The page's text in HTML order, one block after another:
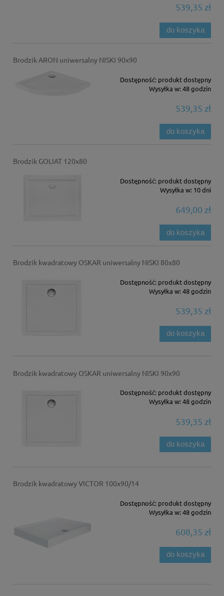
539,35 zł
do koszyka
Brodzik ARON uniwersalny NISKI 90x90
Dostępność: produkt dostępny
Wysyłka w: 48 godzin
539,35 zł
do koszyka
Brodzik GOLIAT 120x80
Dostępność: produkt dostępny
Wysyłka w: 10 dni
649,00 zł
do koszyka
Brodzik kwadratowy OSKAR uniwersalny NISKI 80x80
Dostępność: produkt dostępny
Wysyłka w: 48 godzin
539,35 zł
do koszyka
Brodzik kwadratowy OSKAR uniwersalny NISKI 90x90
Dostępność: produkt dostępny
Wysyłka w: 48 godzin
539,35 zł
do koszyka
Brodzik kwadratowy VICTOR 100x90/14
Dostępność: produkt dostępny
Wysyłka w: 48 godzin
608,35 zł
do koszyka